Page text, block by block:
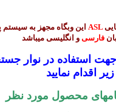
ASLجهت جستجوی بیش از 45 هزار محصول شیمیایی
فارسی و انگلیسی میباشد
محصول مورد نظر